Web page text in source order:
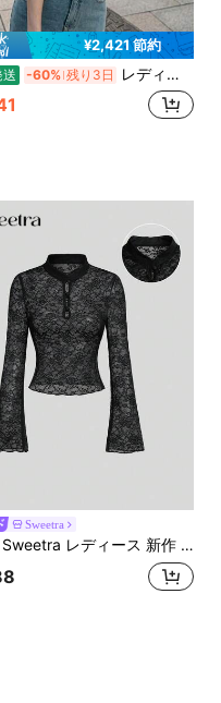
¥2,421 節約
送 -60% 残り3日 レディース ノースリーブ トップス タンクトップ キャミソール インナー ビスチェ シャーリング ギャザー スクエアネック チュール シアー ストレッチ タイト フィット 无地 着痩せ 華奢見え スタイルアップ デコルテ美人 骨格ウェーブ 骨格ストレート 体型カバー デート 女子会 カフェ巡り 旅行 リゾート パーティー セクシー 大人可愛い きれいめ フェミニン あざと可愛い 韓国ファッション ギャル クラブ 重ね着 レイヤード 春夏 ベージュ アイボリー
Sweetra
Sweetra レディース 新作 ファッション 万能 小さめスタンドカラー レース 透かしデザイン フレアスリーブ ブラウス 前開きボタン ショート丈